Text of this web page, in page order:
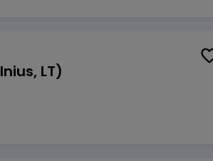
LT)